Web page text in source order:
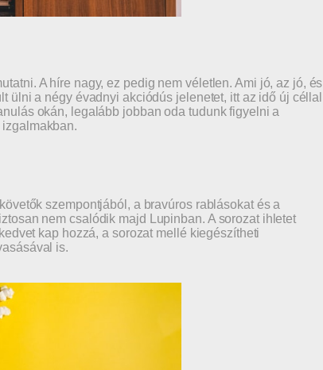
A híre nagy, ez pedig nem véletlen. Ami jó, az jó, és
ülni a négy évadnyi akciódús jelenetet, itt az idő új céllal
okán, legalább jobban oda tudunk figyelni a
szempontjából, a bravúros rablásokat és a
nem csalódik majd Lupinban. A sorozat ihletet
kap hozzá, a sorozat mellé kiegészítheti
is.